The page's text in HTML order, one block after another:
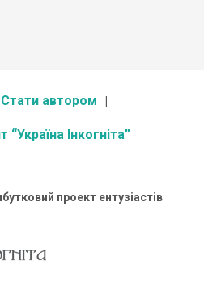
Стати автором
“Україна Інкогніта”
проект ентузіастів